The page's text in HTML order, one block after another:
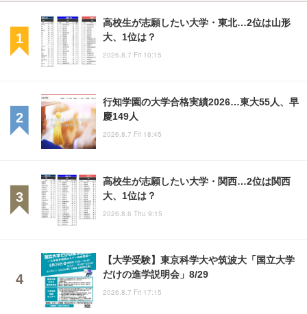
高校生が志願したい大学・東北…2位は山形
大、1位は？
2026.8.7 Fri 10:15
行知学園の大学合格実績2026…東大55人、早
慶149人
2026.8.7 Fri 18:45
高校生が志願したい大学・関西…2位は関西
大、1位は？
2026.8.6 Thu 9:15
【大学受験】東京科学大や筑波大「国立大学
だけの進学説明会」8/29
2026.8.7 Fri 17:15